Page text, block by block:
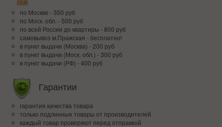
по Москве - 350 руб
по Моск. обл. - 500 руб
по всей Росcии до квартиры - 800 руб
самовывоз м.Пражская - бесплатно!
в пункт выдачи (Москва) - 200 руб
в пункт выдачи (Моск. обл.) - 300 руб
в пункт выдачи (РФ) - 400 руб
Гарантии
гарантия качества товара
только подлинные товары от производителей
каждый товар проверяют перед отправкой